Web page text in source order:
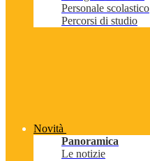
Personale scolastico
Percorsi di studio
Novità
Panoramica
Le notizie